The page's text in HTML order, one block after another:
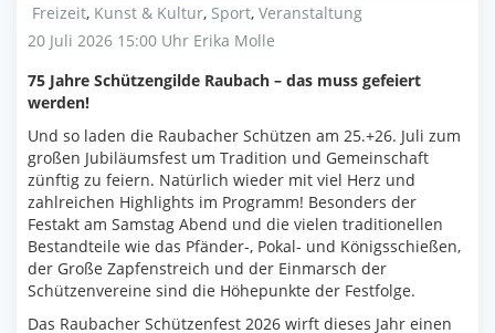
Freizeit, Kunst & Kultur, Sport, Veranstaltung
20 Juli 2026 15:00 Uhr Erika Molle
75 Jahre Schützengilde Raubach – das muss gefeiert
werden!
Und so laden die Raubacher Schützen am 25.+26. Juli zum
großen Jubiläumsfest um Tradition und Gemeinschaft
zünftig zu feiern. Natürlich wieder mit viel Herz und
zahlreichen Highlights im Programm! Besonders der
Festakt am Samstag Abend und die vielen traditionellen
Bestandteile wie das Pfänder-, Pokal- und Königsschießen,
der Große Zapfenstreich und der Einmarsch der
Schützenvereine sind die Höhepunkte der Festfolge.
Das Raubacher Schützenfest 2026 wirft dieses Jahr einen